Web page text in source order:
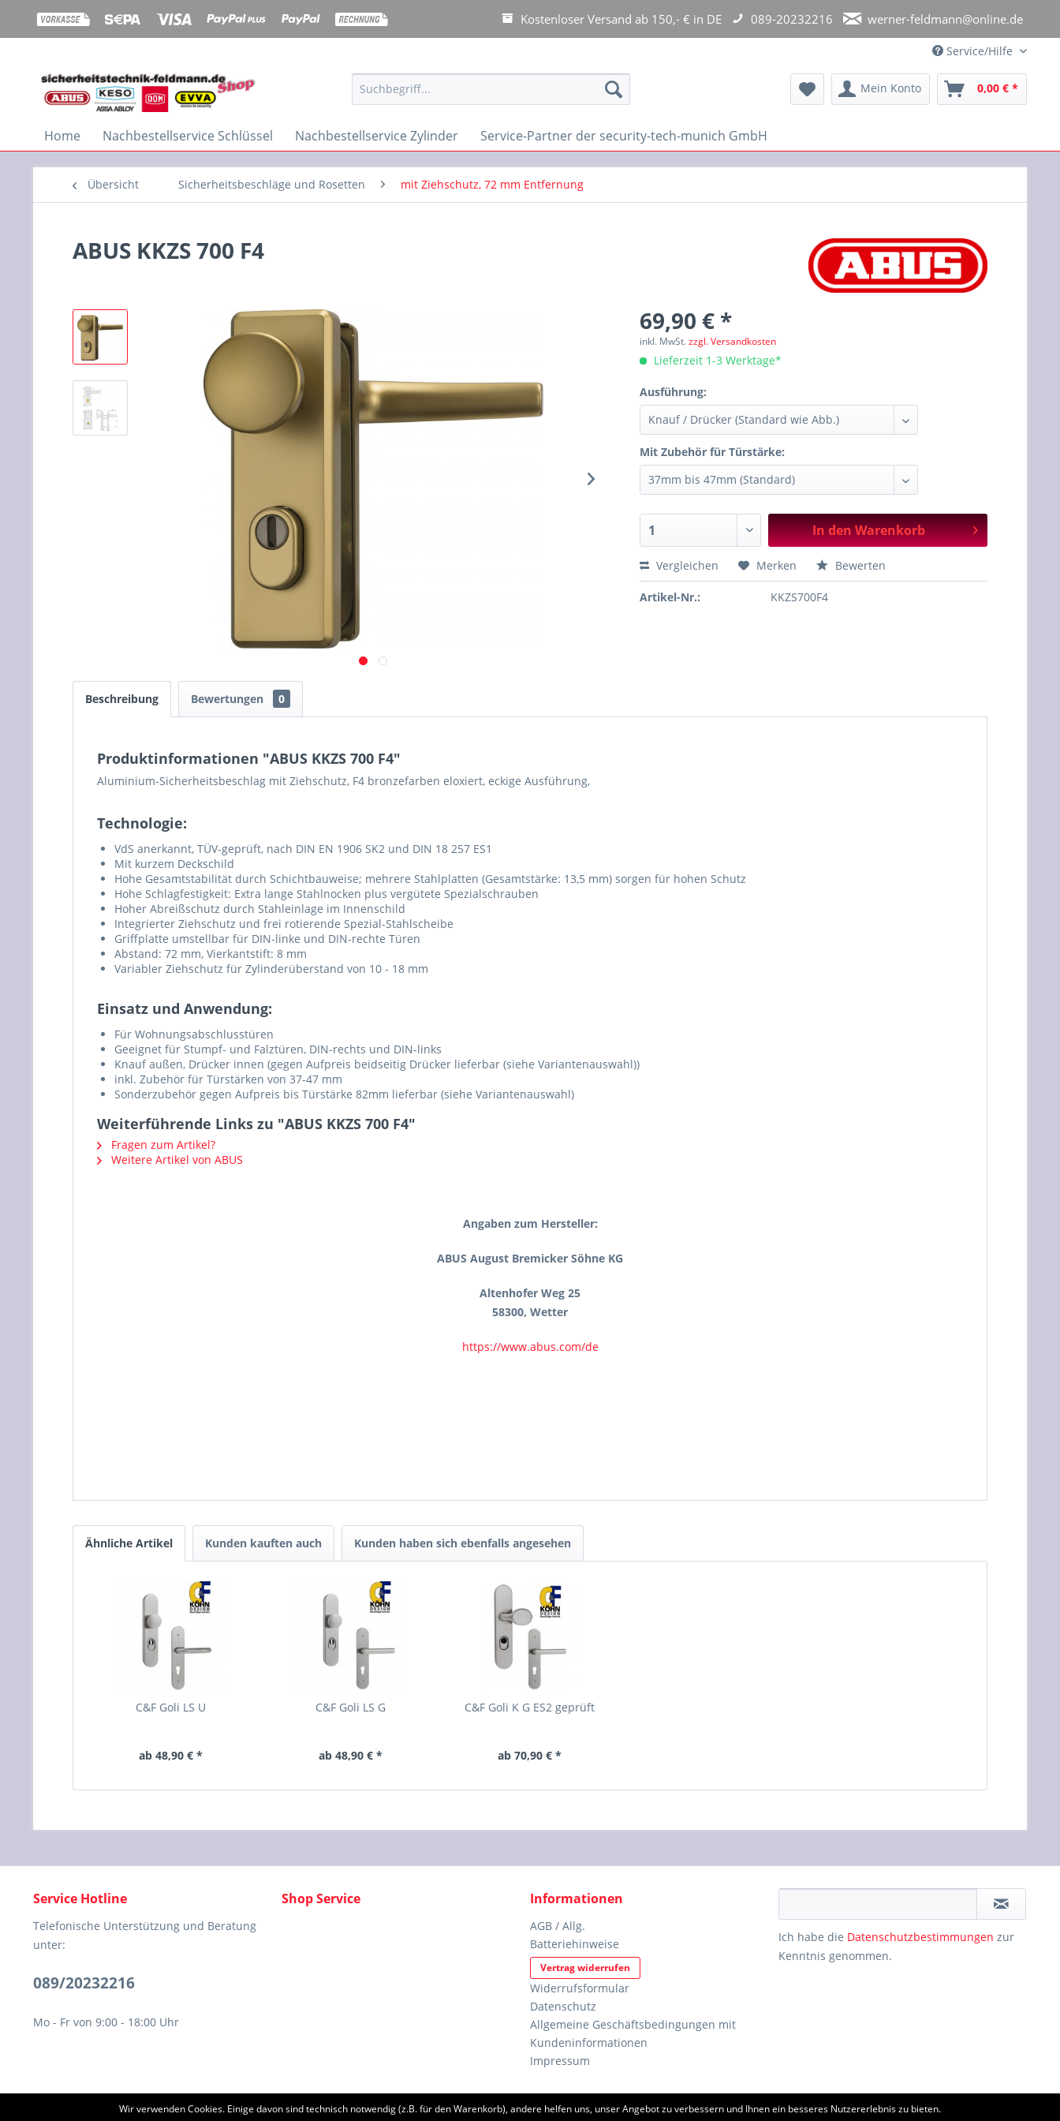
Kostenloser Versand ab 150,- € in DE 089-20232216 werner-feldmann@online.de
Service/Hilfe
Mein Konto 0,00 € *
Home Nachbestellservice Schlüssel Nachbestellservice Zylinder Service-Partner der security-tech-munich GmbH
Übersicht Sicherheitsbeschläge und Rosetten mit Ziehschutz, 72 mm Entfernung
ABUS KKZS 700 F4
69,90 € *
inkl. MwSt.zzgl. Versandkosten
Lieferzeit 1-3 Werktage*
Ausführung:
Mit Zubehör für Türstärke:
In denWarenkorb
Vergleichen Merken Bewerten
Artikel-Nr.: KKZS700F4
Beschreibung Bewertungen 0
Produktinformationen "ABUS KKZS 700 F4"
Aluminium-Sicherheitsbeschlag mit Ziehschutz, F4 bronzefarben eloxiert, eckige Ausführung,
Technologie:
VdS anerkannt, TÜV-geprüft, nach DIN EN 1906 SK2 und DIN 18 257 ES1
Mit kurzem Deckschild
Hohe Gesamtstabilität durch Schichtbauweise; mehrere Stahlplatten (Gesamtstärke: 13,5 mm) sorgen für hohen Schutz
Hohe Schlagfestigkeit: Extra lange Stahlnocken plus vergütete Spezialschrauben
Hoher Abreißschutz durch Stahleinlage im Innenschild
Integrierter Ziehschutz und frei rotierende Spezial-Stahlscheibe
Griffplatte umstellbar für DIN-linke und DIN-rechte Türen
Abstand: 72 mm, Vierkantstift: 8 mm
Variabler Ziehschutz für Zylinderüberstand von 10 - 18 mm
Einsatz und Anwendung:
Für Wohnungsabschlusstüren
Geeignet für Stumpf- und Falztüren, DIN-rechts und DIN-links
Knauf außen, Drücker innen (gegen Aufpreis beidseitig Drücker lieferbar (siehe Variantenauswahl))
inkl. Zubehör für Türstärken von 37-47 mm
Sonderzubehör gegen Aufpreis bis Türstärke 82mm lieferbar (siehe Variantenauswahl)
Weiterführende Links zu "ABUS KKZS 700 F4"
Fragen zum Artikel?
Weitere Artikel von ABUS
Angaben zum Hersteller:
ABUS August Bremicker Söhne KG
Altenhofer Weg 25
58300, Wetter
https://www.abus.com/de
Ähnliche Artikel Kunden kauften auch Kunden haben sich ebenfalls angesehen
C&F Goli LS U
ab 48,90 € *
C&F Goli LS G
ab 48,90 € *
C&F Goli K G ES2 geprüft
ab 70,90 € *
Service Hotline
Telefonische Unterstützung und Beratung
unter:
089/20232216
Mo - Fr von 9:00 - 18:00 Uhr
Shop Service Informationen
AGB / Allg.
Batteriehinweise
Vertrag widerrufen
Widerrufsformular
Datenschutz
Allgemeine Geschäftsbedingungen mit
Kundeninformationen
Impressum
Ich habe die Datenschutzbestimmungen zur
Kenntnis genommen.
Wir verwenden Cookies. Einige davon sind technisch notwendig (z.B. für den Warenkorb), andere helfen uns, unser Angebot zu verbessern und Ihnen ein besseres Nutzererlebnis zu bieten.